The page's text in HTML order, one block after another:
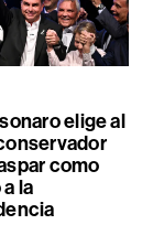
elige al
como
la